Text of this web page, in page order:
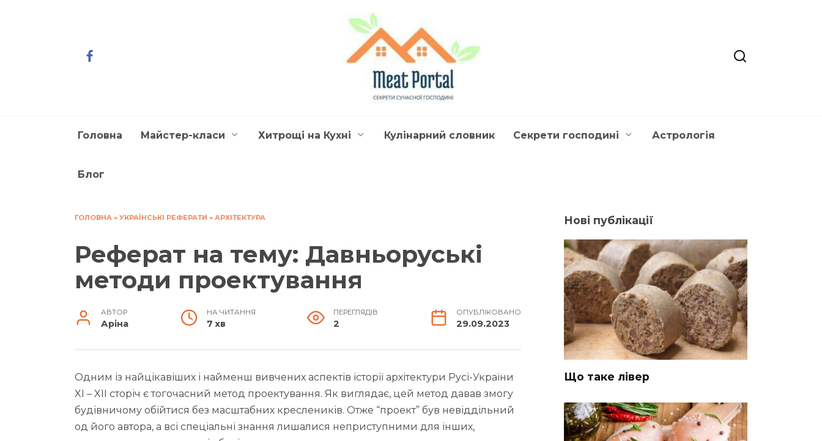
Головна Майстер-класи Хитрощі на Кухні Кулінарний словник Секрети господині Астрологія
Блог
ГОЛОВНА » УКРАЇНСЬКІ РЕФЕРАТИ » АРХІТЕКТУРА
Реферат на тему: Давньоруські
методи проектування
АВТОР
Аріна
НА ЧИТАННЯ
7 хв
ПЕРЕГЛЯДІВ
2
ОПУБЛІКОВАНО
29.09.2023
Одним із найцікавіших і найменш вивчених аспектів історії архітектури Русі-України
XI – XII сторіч є тогочасний метод проектування. Як виглядає, цей метод давав змогу
будівничому обійтися без масштабних креслеників. Отже “проект” був невіддільний
од його автора, а всі спеціальні знання лишалися неприступними для інших,
Нові публікації
Що таке лівер